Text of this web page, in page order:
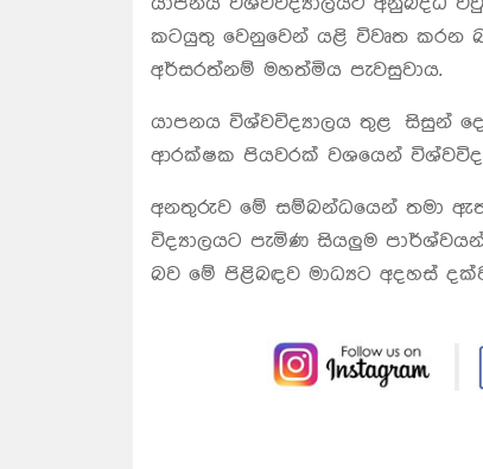
කටයුතු වෙනුවෙන් යළි විවෘත කරන
අර්සරත්නම් මහත්මිය පැවසුවාය.
යාපනය විශ්වවිද්‍යාලය තුළ සිසුන්
ආරක්ෂක පියවරක් වශයෙන්
අනතුරුව මේ සම්බන්ධයෙන් තමා
විද්‍යාලයට පැමිණ සියලුම
බව මේ පිළිබඳව මාධ්‍යට අදහස්